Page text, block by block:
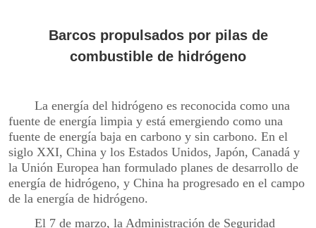
Barcos propulsados por pilas de
combustible de hidrógeno